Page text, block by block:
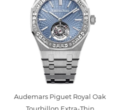
Audemars Piguet Royal Oak